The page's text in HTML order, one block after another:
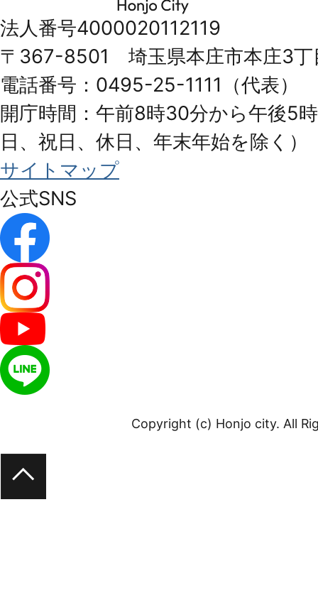
Honjo
City
法人番号4000020112119
〒367-8501 埼玉県本庄市本庄3丁
電話番号：0495-25-1111（代表）
開庁時間：午前8時30分から午後5
日、祝日、休日、年末年始を除く）
サイトマップ
公式SNS
Copyright (c) Honjo city. All